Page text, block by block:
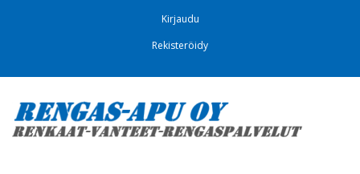
Kirjaudu
Rekisteröidy